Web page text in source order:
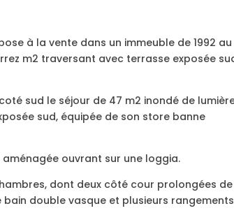
à la vente dans un immeuble de 1992 au
m2 traversant avec terrasse exposée
sud le séjour de 47 m2 inondé de
sud, équipée de son store banne
ouvrant sur une loggia.
dont deux côté cour prolongées
bain double vasque et plusieurs